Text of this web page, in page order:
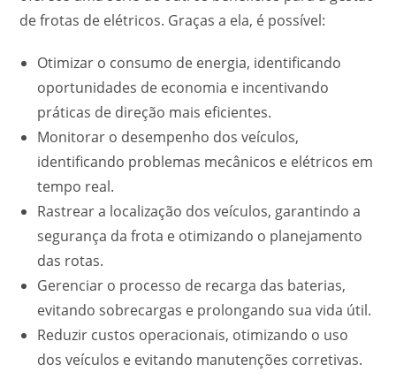
de frotas de elétricos. Graças a ela, é possível:
Otimizar o consumo de energia, identificando
oportunidades de economia e incentivando
práticas de direção mais eficientes.
Monitorar o desempenho dos veículos,
identificando problemas mecânicos e elétricos em
tempo real.
Rastrear a localização dos veículos, garantindo a
segurança da frota e otimizando o planejamento
das rotas.
Gerenciar o processo de recarga das baterias,
evitando sobrecargas e prolongando sua vida útil.
Reduzir custos operacionais, otimizando o uso
dos veículos e evitando manutenções corretivas.